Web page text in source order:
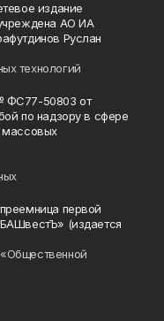
издание
АО ИА
Руслан
технологий
ФС77-50803 от
по надзору в сфере
массовых
первой
(издается